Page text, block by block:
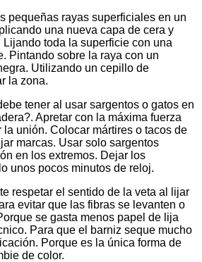
pequeñas rayas superficiales en un
una nueva capa de cera y
toda la superficie con una
Pintando sobre la raya con un
Utilizando un cepillo de
la zona.
tener al usar sargentos o gatos en
Apretar con la máxima fuerza
unión. Colocar mártires o tacos de
marcas. Usar solo sargentos
en los extremos. Dejar los
unos pocos minutos de reloj.
respetar el sentido de la veta al lijar
evitar que las fibras se levanten o
se gasta menos papel de lija
Para que el barniz seque mucho
Porque es la única forma de
de color.